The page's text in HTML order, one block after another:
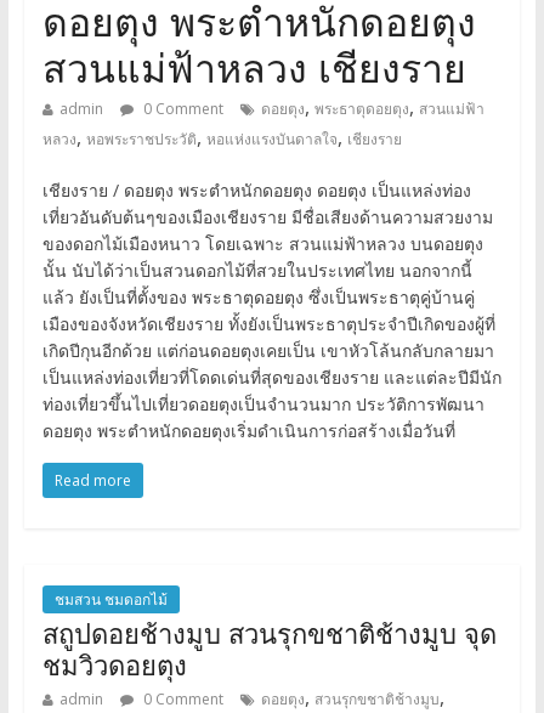
ดอยตุง พระตำหนักดอยตุง
สวนแม่ฟ้าหลวง เชียงราย
admin 0 Comment ดอยตุง, พระธาตุดอยตุง, สวนแม่ฟ้า
หลวง, หอพระราชประวัติ, หอแห่งแรงบันดาลใจ, เชียงราย
เชียงราย / ดอยตุง พระตำหนักดอยตุง ดอยตุง เป็นแหล่งท่อง
เที่ยวอันดับต้นๆของเมืองเชียงราย มีชื่อเสียงด้านความสวยงาม
ของดอกไม้เมืองหนาว โดยเฉพาะ สวนแม่ฟ้าหลวง บนดอยตุง
นั้น นับได้ว่าเป็นสวนดอกไม้ที่สวยในประเทศไทย นอกจากนี้
แล้ว ยังเป็นที่ตั้งของ พระธาตุดอยตุง ซึ่งเป็นพระธาตุคู่บ้านคู่
เมืองของจังหวัดเชียงราย ทั้งยังเป็นพระธาตุประจำปีเกิดของผู้ที่
เกิดปีกุนอีกด้วย แต่ก่อนดอยตุงเคยเป็น เขาหัวโล้นกลับกลายมา
เป็นแหล่งท่องเที่ยวที่โดดเด่นที่สุดของเชียงราย และแต่ละปีมีนัก
ท่องเที่ยวขึ้นไปเที่ยวดอยตุงเป็นจำนวนมาก ประวัติการพัฒนา
ดอยตุง พระตำหนักดอยตุงเริ่มดำเนินการก่อสร้างเมื่อวันที่
Read more
ชมสวน ชมดอกไม้
สถูปดอยช้างมูบ สวนรุกขชาติช้างมูบ จุด
ชมวิวดอยตุง
admin 0 Comment ดอยตุง, สวนรุกขชาติช้างมูบ,